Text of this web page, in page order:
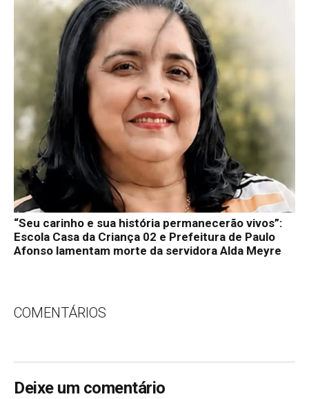
“Seu carinho e sua história permanecerão vivos”:
Escola Casa da Criança 02 e Prefeitura de Paulo
Afonso lamentam morte da servidora Alda Meyre
COMENTÁRIOS
Deixe um comentário